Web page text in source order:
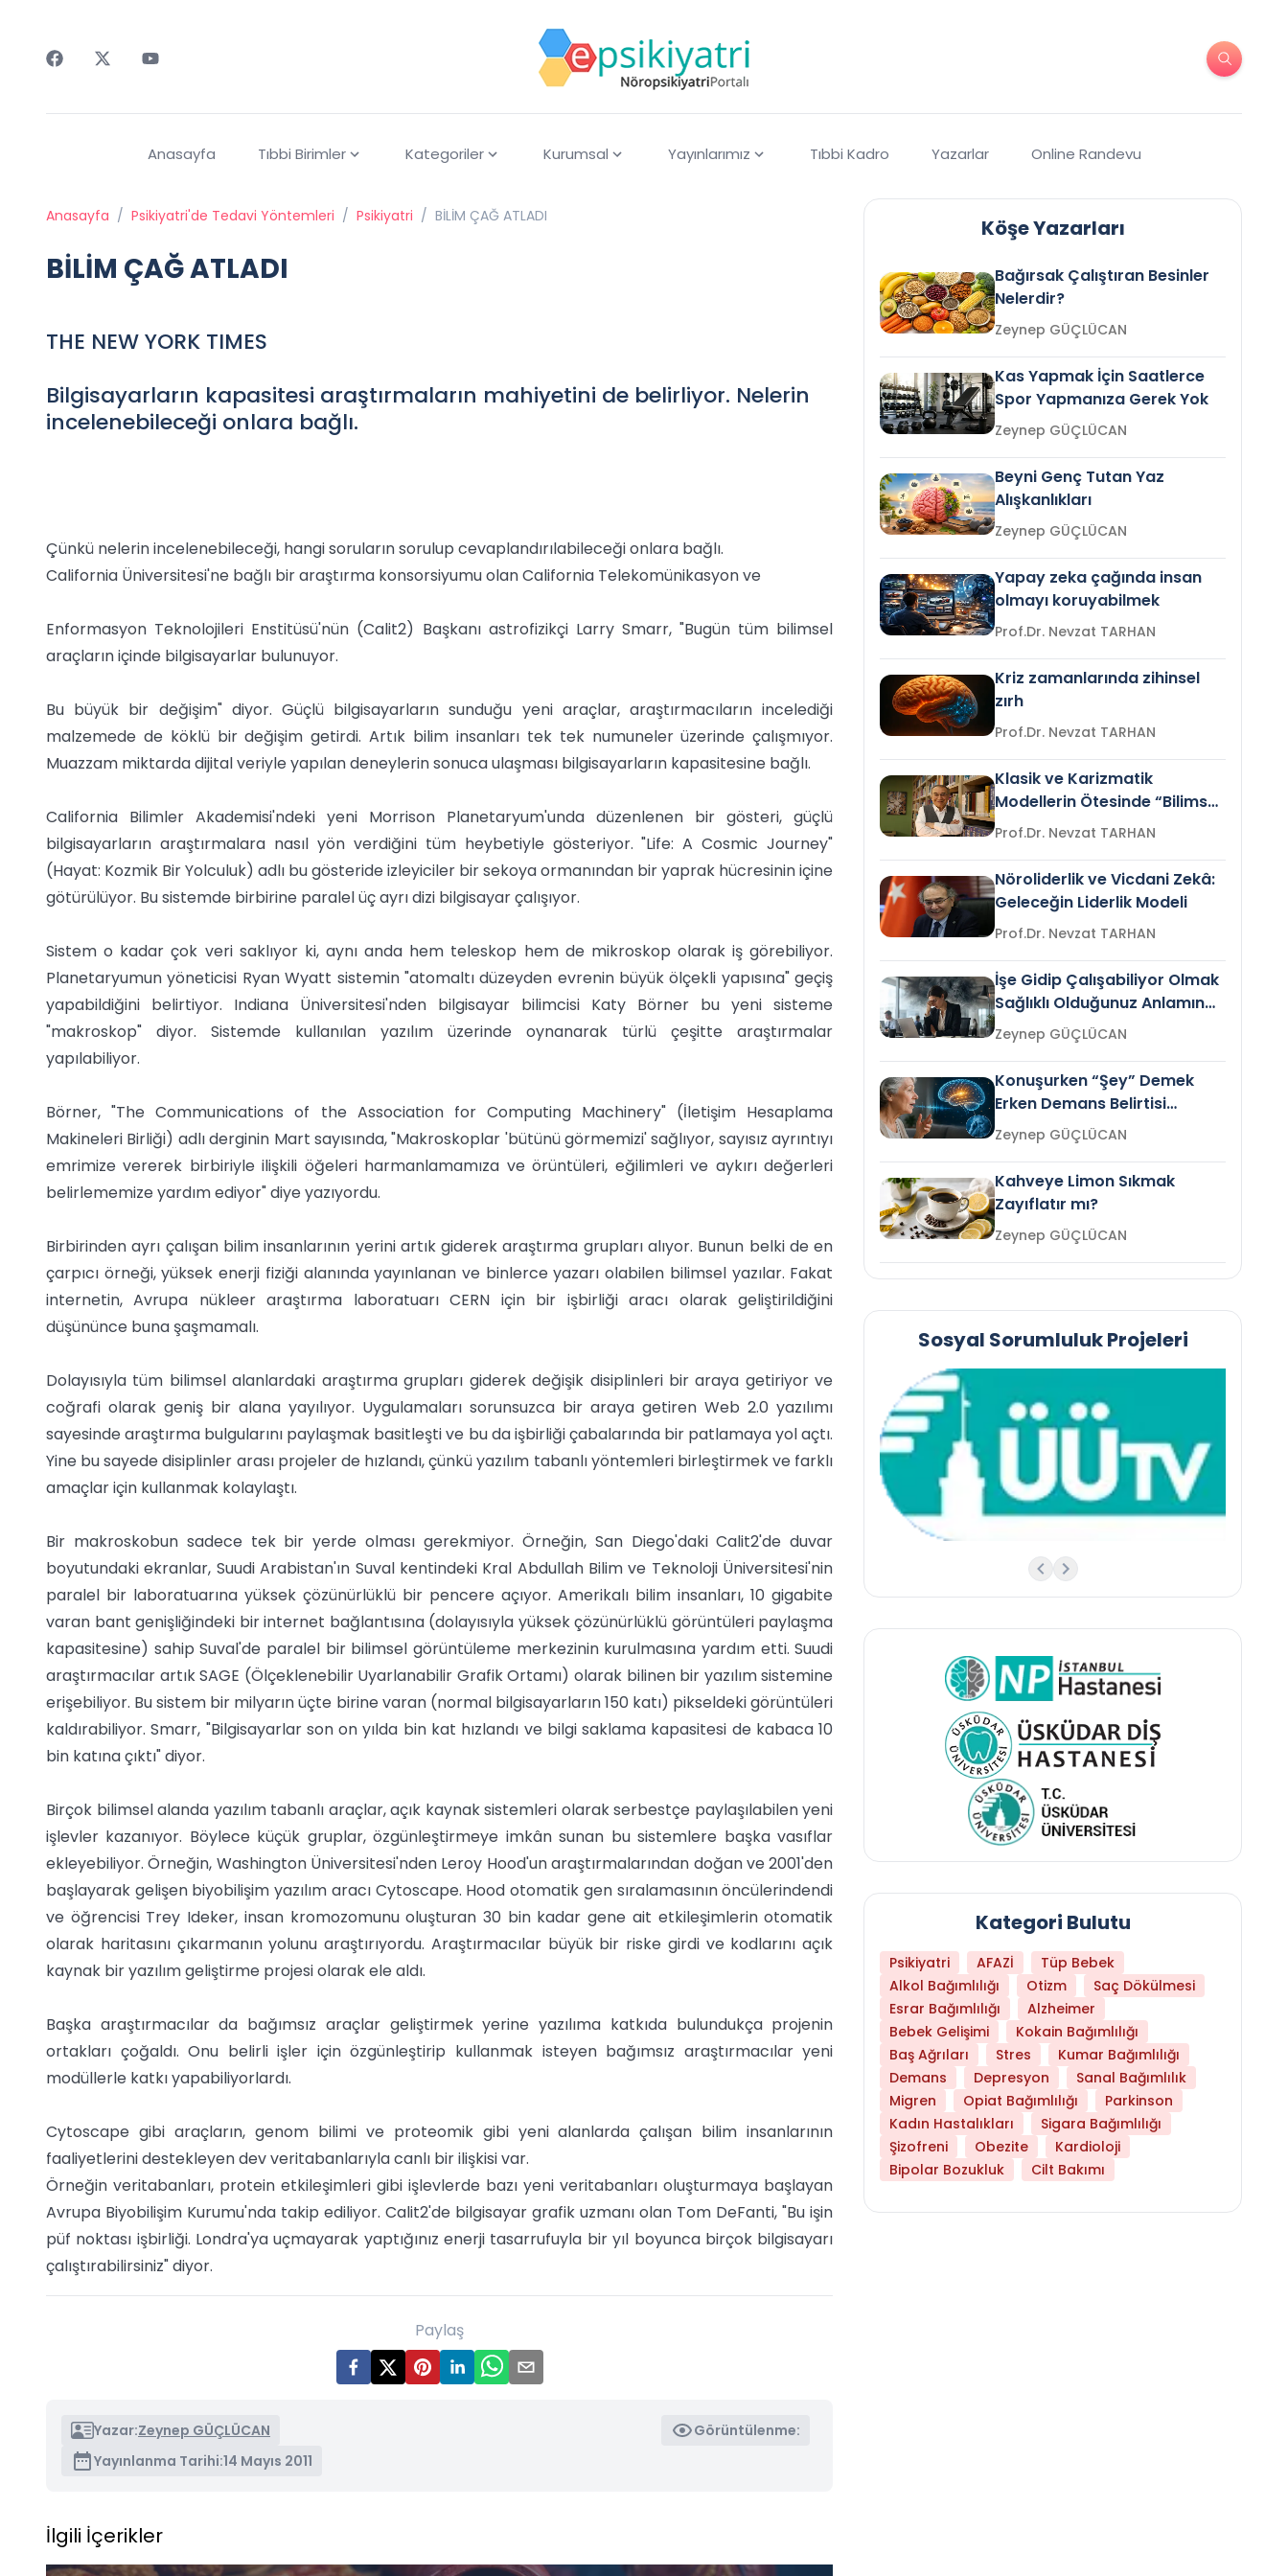
Anasayfa Tıbbi Birimler Kategoriler Kurumsal Yayınlarımız Tıbbi Kadro Yazarlar Online Randevu
Anasayfa / Psikiyatri'de Tedavi Yöntemleri / Psikiyatri / BİLİM ÇAĞ ATLADI
BİLİM ÇAĞ ATLADI
THE NEW YORK TIMES
Bilgisayarların kapasitesi araştırmaların mahiyetini de belirliyor. Nelerin
incelenebileceği onlara bağlı.
Çünkü nelerin incelenebileceği, hangi soruların sorulup cevaplandırılabileceği onlara bağlı.
California Üniversitesi'ne bağlı bir araştırma konsorsiyumu olan California Telekomünikasyon ve
Enformasyon Teknolojileri Enstitüsü'nün (Calit2) Başkanı astrofizikçi Larry Smarr, "Bugün tüm bilimsel
araçların içinde bilgisayarlar bulunuyor.
Bu büyük bir değişim" diyor. Güçlü bilgisayarların sunduğu yeni araçlar, araştırmacıların incelediği
malzemede de köklü bir değişim getirdi. Artık bilim insanları tek tek numuneler üzerinde çalışmıyor.
Muazzam miktarda dijital veriyle yapılan deneylerin sonuca ulaşması bilgisayarların kapasitesine bağlı.
California Bilimler Akademisi'ndeki yeni Morrison Planetaryum'unda düzenlenen bir gösteri, güçlü
bilgisayarların araştırmalara nasıl yön verdiğini tüm heybetiyle gösteriyor. "Life: A Cosmic Journey"
(Hayat: Kozmik Bir Yolculuk) adlı bu gösteride izleyiciler bir sekoya ormanından bir yaprak hücresinin içine
götürülüyor. Bu sistemde birbirine paralel üç ayrı dizi bilgisayar çalışıyor.
Sistem o kadar çok veri saklıyor ki, aynı anda hem teleskop hem de mikroskop olarak iş görebiliyor.
Planetaryumun yöneticisi Ryan Wyatt sistemin "atomaltı düzeyden evrenin büyük ölçekli yapısına" geçiş
yapabildiğini belirtiyor. Indiana Üniversitesi'nden bilgisayar bilimcisi Katy Börner bu yeni sisteme
"makroskop" diyor. Sistemde kullanılan yazılım üzerinde oynanarak türlü çeşitte araştırmalar
yapılabiliyor.
Börner, "The Communications of the Association for Computing Machinery" (İletişim Hesaplama
Makineleri Birliği) adlı derginin Mart sayısında, "Makroskoplar 'bütünü görmemizi' sağlıyor, sayısız ayrıntıyı
emrimize vererek birbiriyle ilişkili öğeleri harmanlamamıza ve örüntüleri, eğilimleri ve aykırı değerleri
belirlememize yardım ediyor" diye yazıyordu.
Birbirinden ayrı çalışan bilim insanlarının yerini artık giderek araştırma grupları alıyor. Bunun belki de en
çarpıcı örneği, yüksek enerji fiziği alanında yayınlanan ve binlerce yazarı olabilen bilimsel yazılar. Fakat
internetin, Avrupa nükleer araştırma laboratuarı CERN için bir işbirliği aracı olarak geliştirildiğini
düşününce buna şaşmamalı.
Dolayısıyla tüm bilimsel alanlardaki araştırma grupları giderek değişik disiplinleri bir araya getiriyor ve
coğrafi olarak geniş bir alana yayılıyor. Uygulamaları sorunsuzca bir araya getiren Web 2.0 yazılımı
sayesinde araştırma bulgularını paylaşmak basitleşti ve bu da işbirliği çabalarında bir patlamaya yol açtı.
Yine bu sayede disiplinler arası projeler de hızlandı, çünkü yazılım tabanlı yöntemleri birleştirmek ve farklı
amaçlar için kullanmak kolaylaştı.
Bir makroskobun sadece tek bir yerde olması gerekmiyor. Örneğin, San Diego'daki Calit2'de duvar
boyutundaki ekranlar, Suudi Arabistan'ın Suval kentindeki Kral Abdullah Bilim ve Teknoloji Üniversitesi'nin
paralel bir laboratuarına yüksek çözünürlüklü bir pencere açıyor. Amerikalı bilim insanları, 10 gigabite
varan bant genişliğindeki bir internet bağlantısına (dolayısıyla yüksek çözünürlüklü görüntüleri paylaşma
kapasitesine) sahip Suval'de paralel bir bilimsel görüntüleme merkezinin kurulmasına yardım etti. Suudi
araştırmacılar artık SAGE (Ölçeklenebilir Uyarlanabilir Grafik Ortamı) olarak bilinen bir yazılım sistemine
erişebiliyor. Bu sistem bir milyarın üçte birine varan (normal bilgisayarların 150 katı) pikseldeki görüntüleri
kaldırabiliyor. Smarr, "Bilgisayarlar son on yılda bin kat hızlandı ve bilgi saklama kapasitesi de kabaca 10
bin katına çıktı" diyor.
Birçok bilimsel alanda yazılım tabanlı araçlar, açık kaynak sistemleri olarak serbestçe paylaşılabilen yeni
işlevler kazanıyor. Böylece küçük gruplar, özgünleştirmeye imkân sunan bu sistemlere başka vasıflar
ekleyebiliyor. Örneğin, Washington Üniversitesi'nden Leroy Hood'un araştırmalarından doğan ve 2001'den
başlayarak gelişen biyobilişim yazılım aracı Cytoscape. Hood otomatik gen sıralamasının öncülerindendi
ve öğrencisi Trey Ideker, insan kromozomunu oluşturan 30 bin kadar gene ait etkileşimlerin otomatik
olarak haritasını çıkarmanın yolunu araştırıyordu. Araştırmacılar büyük bir riske girdi ve kodlarını açık
kaynak bir yazılım geliştirme projesi olarak ele aldı.
Başka araştırmacılar da bağımsız araçlar geliştirmek yerine yazılıma katkıda bulundukça projenin
ortakları çoğaldı. Onu belirli işler için özgünleştirip kullanmak isteyen bağımsız araştırmacılar yeni
modüllerle katkı yapabiliyorlardı.
Cytoscape gibi araçların, genom bilimi ve proteomik gibi yeni alanlarda çalışan bilim insanlarının
faaliyetlerini destekleyen dev veritabanlarıyla canlı bir ilişkisi var.
Örneğin veritabanları, protein etkileşimleri gibi işlevlerde bazı yeni veritabanları oluşturmaya başlayan
Avrupa Biyobilişim Kurumu'nda takip ediliyor. Calit2'de bilgisayar grafik uzmanı olan Tom DeFanti, "Bu işin
püf noktası işbirliği. Londra'ya uçmayarak yaptığınız enerji tasarrufuyla bir yıl boyunca birçok bilgisayarı
çalıştırabilirsiniz" diyor.
Paylaş
Yazar:Zeynep GÜÇLÜCAN
Görüntülenme:
Yayınlanma Tarihi:14 Mayıs 2011
İlgili İçerikler
Köşe Yazarları
Bağırsak Çalıştıran Besinler
Nelerdir?
Zeynep GÜÇLÜCAN
Kas Yapmak İçin Saatlerce
Spor Yapmanıza Gerek Yok
Zeynep GÜÇLÜCAN
Beyni Genç Tutan Yaz
Alışkanlıkları
Zeynep GÜÇLÜCAN
Yapay zeka çağında insan
olmayı koruyabilmek
Prof.Dr. Nevzat TARHAN
Kriz zamanlarında zihinsel
zırh
Prof.Dr. Nevzat TARHAN
Klasik ve Karizmatik
Modellerin Ötesinde “Bilimsel
Liderlik”
Prof.Dr. Nevzat TARHAN
Nöroliderlik ve Vicdani Zekâ:
Geleceğin Liderlik Modeli
Prof.Dr. Nevzat TARHAN
İşe Gidip Çalışabiliyor Olmak
Sağlıklı Olduğunuz Anlamına
Gelir mi?Zeynep GÜÇLÜCAN
Konuşurken “Şey” Demek
Erken Demans Belirtisi
Olabilir mi?Zeynep GÜÇLÜCAN
Kahveye Limon Sıkmak
Zayıflatır mı?
Zeynep GÜÇLÜCAN
Sosyal Sorumluluk Projeleri
Kategori Bulutu
Psikiyatri AFAZİ
Tüp Bebek
Alkol Bağımlılığı
Otizm
Saç Dökülmesi
Esrar Bağımlılığı
Alzheimer
Bebek Gelişimi
Kokain Bağımlılığı
Baş Ağrıları
Stres
Kumar Bağımlılığı
Demans
Depresyon
Sanal Bağımlılık
Migren
Opiat Bağımlılığı
Parkinson
Kadın Hastalıkları
Sigara Bağımlılığı
Şizofreni
Obezite
Kardioloji
Bipolar Bozukluk
Cilt Bakımı